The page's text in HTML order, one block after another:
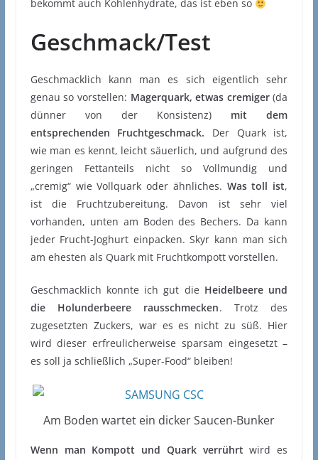
bekommt auch Kohlenhydrate, das ist eben so
Geschmack/Test
Geschmacklich kann man es sich eigentlich sehr
genau so vorstellen: Magerquark, etwas cremiger(da
dünner von der Konsistenz) mit dem
entsprechenden Fruchtgeschmack. Der Quark ist,
wie man es kennt, leicht säuerlich, und aufgrund des
geringen Fettanteils nicht so Vollmundig und
„cremig“ wie Vollquark oder ähnliches. Was toll ist,
ist die Fruchtzubereitung. Davon ist sehr viel
vorhanden, unten am Boden des Bechers. Da kann
jeder Frucht-Joghurt einpacken. Skyr kann man sich
am ehesten als Quark mit Fruchtkompott vorstellen.
Geschmacklich konnte ich gut die Heidelbeere und
die Holunderbeere rausschmecken. Trotz des
zugesetzten Zuckers, war es es nicht zu süß. Hier
wird dieser erfreulicherweise sparsam eingesetzt –
es soll ja schließlich „Super-Food“ bleiben!
Am Boden wartet ein dicker Saucen-Bunker
Wenn man Kompott und Quark verrührt wird es